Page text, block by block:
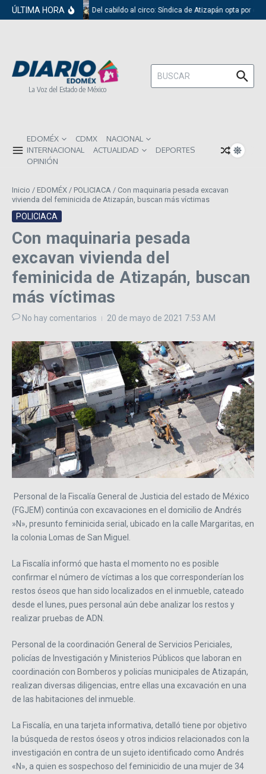
Saltar al contenido
ÚLTIMA HORA Del cabildo al circo: Síndica de Atizapán opta por el
La Voz del Estado de México
Buscar:
EDOMÉX CDMX
NACIONAL
INTERNACIONAL
ACTUALIDAD
DEPORTES
OPINIÓN
Inicio / EDOMÉX / POLICIACA / Con maquinaria pesada excavan
vivienda del feminicida de Atizapán, buscan más víctimas
POLICIACA
Con maquinaria pesada
excavan vivienda del
feminicida de Atizapán, buscan
más víctimas
No hay comentarios 20 de mayo de 2021 7:53 AM
Personal de la Fiscalía General de Justicia del estado de México
(FGJEM) continúa con excavaciones en el domicilio de Andrés
»N», presunto feminicida serial, ubicado en la calle Margaritas, en
la colonia Lomas de San Miguel.
La Fiscalía informó que hasta el momento no es posible
confirmar el número de víctimas a los que corresponderían los
restos óseos que han sido localizados en el inmueble, cateado
desde el lunes, pues personal aún debe analizar los restos y
realizar pruebas de ADN.
Personal de la coordinación General de Servicios Periciales,
policías de Investigación y Ministerios Públicos que laboran en
coordinación con Bomberos y policías municipales de Atizapán,
realizan diversas diligencias, entre ellas una excavación en una
de las habitaciones del inmueble.
La Fiscalía, en una tarjeta informativa, detalló tiene por objetivo
la búsqueda de restos óseos y otros indicios relacionados con la
investigación en contra de un sujeto identificado como Andrés
«N», a quien es sospechoso del feminicidio de una mujer de 34